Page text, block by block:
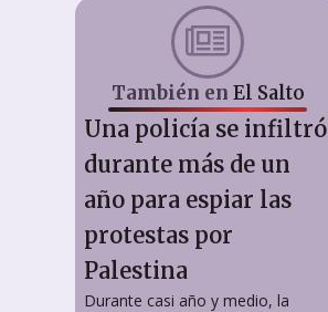
También en El Salto
Una policía se infiltró
durante más de un
año para espiar las
protestas por
Palestina
Durante casi año y medio, la